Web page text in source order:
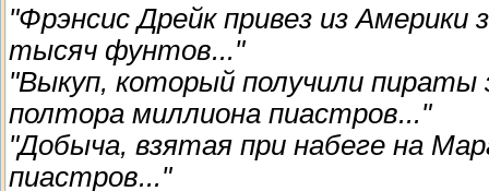
"Фрэнсис Дрейк привез из
тысяч фунтов..."
"Выкуп, который получили пираты
полтора миллиона пиастров..."
"Добыча, взятая при набеге на
пиастров..."